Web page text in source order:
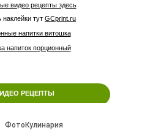
видео рецепты здесь
наклейки тут GCprint.ru
напитки витошка
напиток порционный
РЕЦЕПТЫ